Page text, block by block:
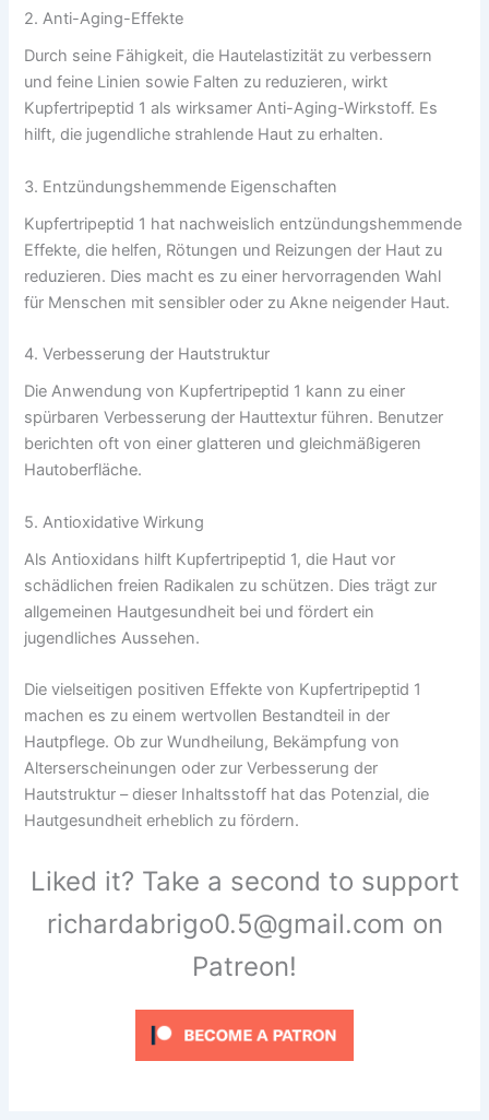
2. Anti-Aging-Effekte
Durch seine Fähigkeit, die Hautelastizität zu verbessern
und feine Linien sowie Falten zu reduzieren, wirkt
Kupfertripeptid 1 als wirksamer Anti-Aging-Wirkstoff. Es
hilft, die jugendliche strahlende Haut zu erhalten.
3. Entzündungshemmende Eigenschaften
Kupfertripeptid 1 hat nachweislich entzündungshemmende
Effekte, die helfen, Rötungen und Reizungen der Haut zu
reduzieren. Dies macht es zu einer hervorragenden Wahl
für Menschen mit sensibler oder zu Akne neigender Haut.
4. Verbesserung der Hautstruktur
Die Anwendung von Kupfertripeptid 1 kann zu einer
spürbaren Verbesserung der Hauttextur führen. Benutzer
berichten oft von einer glatteren und gleichmäßigeren
Hautoberfläche.
5. Antioxidative Wirkung
Als Antioxidans hilft Kupfertripeptid 1, die Haut vor
schädlichen freien Radikalen zu schützen. Dies trägt zur
allgemeinen Hautgesundheit bei und fördert ein
jugendliches Aussehen.
Die vielseitigen positiven Effekte von Kupfertripeptid 1
machen es zu einem wertvollen Bestandteil in der
Hautpflege. Ob zur Wundheilung, Bekämpfung von
Alterserscheinungen oder zur Verbesserung der
Hautstruktur – dieser Inhaltsstoff hat das Potenzial, die
Hautgesundheit erheblich zu fördern.
Liked it? Take a second to support
richardabrigo0.5@gmail.com on
Patreon!